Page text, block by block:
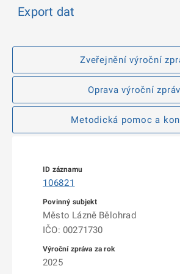
Export dat
Zveřejnění výroční
Oprava výroční
Metodická pomoc a
106821
Město Lázně Bělohrad
IČO: 00271730
2025